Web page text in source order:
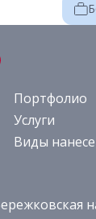
Портфолио
Услуги
Виды